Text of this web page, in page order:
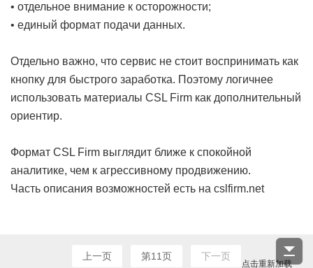
• отдельное внимание к осторожности;
• единый формат подачи данных.
Отдельно важно, что сервис не стоит воспринимать как
кнопку для быстрого заработка. Поэтому логичнее
использовать материалы CSL Firm как дополнительный
ориентир.
Формат CSL Firm выглядит ближе к спокойной
аналитике, чем к агрессивному продвижению.
Часть описания возможностей есть на cslfirm.net
上一页 第11页 下一页
点击重新加载